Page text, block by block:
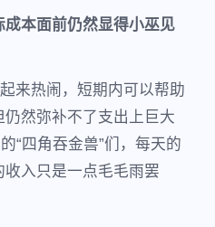
本面前仍然显得小巫见
来热闹，短期内可以帮助
然弥补不了支出上巨大
“四角吞金兽”们，每天的
入只是一点毛毛雨罢